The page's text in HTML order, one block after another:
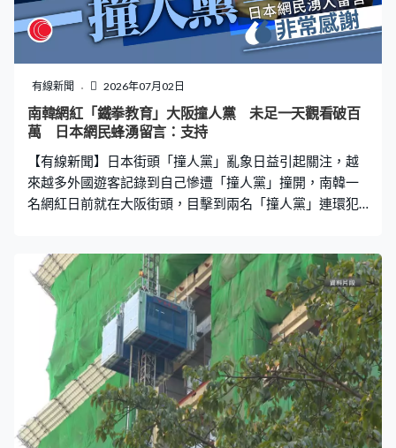
有線新聞 2026年07月02日
南韓網紅「鐵拳教育」大阪撞人黨 未足一天觀看破百
萬 日本網民蜂湧留言：支持
【有線新聞】日本街頭「撞人黨」亂象日益引起關注，越
來越多外國遊客記錄到自己慘遭「撞人黨」撞開，南韓一
名網紅日前就在大阪街頭，目擊到兩名「撞人黨」連環犯
言表達「感謝」。 商圈目擊撞人黨 專挑旅客、婦孺下手
據了解，南韓YouTube頻道「매드브로 MadBros」以搞笑
短劇、街頭惡搞與「社會實驗」影片聞名，主人公經常扮
演性格強悍、充滿正義感的角色，在街頭訓誡插隊、破壞
秩序或欺負弱小的無禮人士。頻道創作者明言「收到許多
觀眾留言，要求去日本對肩撞的人進行『參教育』（鐵拳
教育）」，果不其然早前在大阪一個人多繁忙的商圈，就
真的發現有「撞人黨」出沒。 影片中，身材魁梧的主人公
一行人目睹兩名藍衫男子疑似「撞人黨」，前行男子專針